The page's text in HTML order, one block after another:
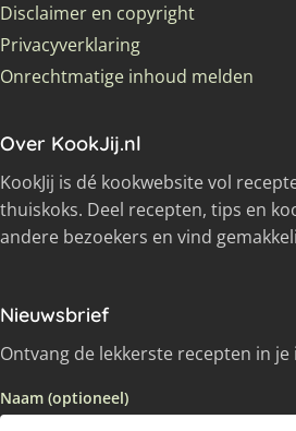
Disclaimer en copyright
Privacyverklaring
Onrechtmatige inhoud melden
Over KookJij.nl
KookJij is dé kookwebsite vol
thuiskoks. Deel recepten, tips en
andere bezoekers en vind
Nieuwsbrief
Ontvang de lekkerste recepten in je
Naam (optioneel)